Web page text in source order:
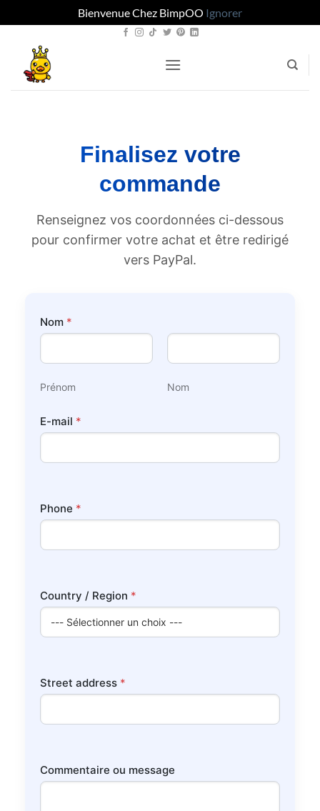
Bienvenue Chez BimpOO Ignorer
contenu
Finalisez votre
commande
Renseignez vos coordonnées ci-dessous
pour confirmer votre achat et être redirigé
vers PayPal.
Nom *
Prénom Nom
*
R
g
n
E-mail *
Phone *
Country / Region *
Street address *
Commentaire ou message